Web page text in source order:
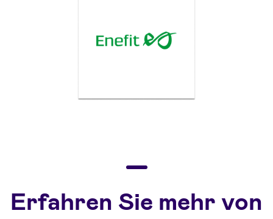
Erfahren Sie mehr von